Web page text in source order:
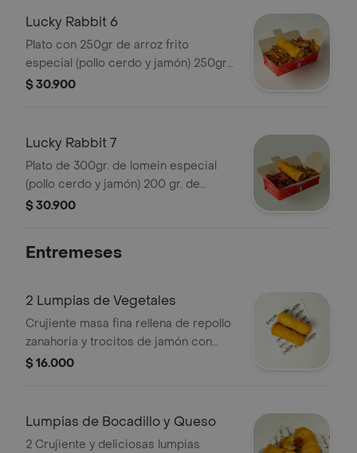
Lucky Rabbit 6
Plato con 250gr de arroz frito
especial (pollo cerdo y jamón) 250gr
de Lomein especial (pasta) y lumpia
$ 30.900
Lucky Rabbit 7
Plato de 300gr. de lomein especial
(pollo cerdo y jamón) 200 gr. de
trozos de pollocerdo en salsa
$ 30.900
Entremeses
2 Lumpias de Vegetales
Crujiente masa fina rellena de repollo
zanahoria y trocitos de jamón con
especias especiales que le dan el
$ 16.000
Lumpias de Bocadillo y Queso
2 Crujiente y deliciosas lumpias